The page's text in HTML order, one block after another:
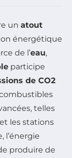
un atout
énergétique
de l’eau,
participe
de CO2
telles
et les stations
l’énergie
produire de